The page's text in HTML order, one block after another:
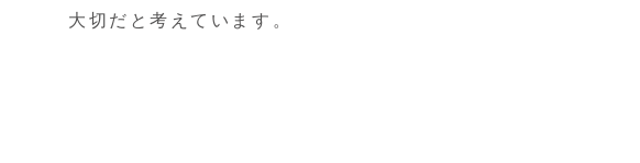
大切だと考えています。